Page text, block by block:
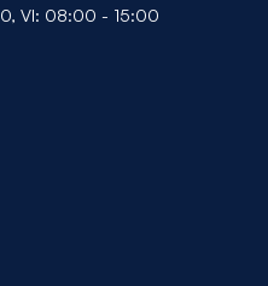
VI: 08:00 - 15:00